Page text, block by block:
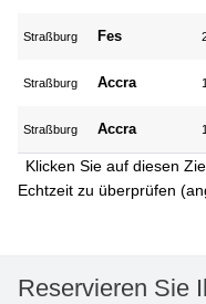
Straßburg Fes
Straßburg Accra
Straßburg Accra
Klicken Sie auf diesen
Echtzeit zu überprüfen
Reservieren Sie Ihre Flugtickets Royal Air